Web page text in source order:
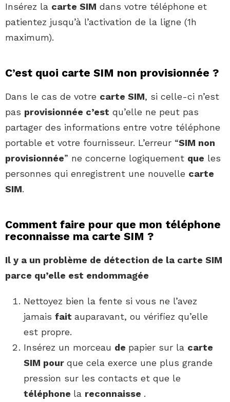
Insérez la carte SIM dans votre téléphone et
patientez jusqu’à l’activation de la ligne (1h
maximum).
C’est quoi carte SIM non provisionnée ?
Dans le cas de votre carte SIM, si celle-ci n’est
pas provisionnée c’est qu’elle ne peut pas
partager des informations entre votre téléphone
portable et votre fournisseur. L’erreur “SIM non
provisionnée” ne concerne logiquement que les
personnes qui enregistrent une nouvelle carte
SIM.
Comment faire pour que mon téléphone
reconnaisse ma carte SIM ?
Il y a un problème de détection de la carte SIM
parce qu’elle est endommagée
Nettoyez bien la fente si vous ne l’avez
jamais fait auparavant, ou vérifiez qu’elle
est propre.
Insérez un morceau de papier sur la carte
SIM pour que cela exerce une plus grande
pression sur les contacts et que le
téléphone la reconnaisse .